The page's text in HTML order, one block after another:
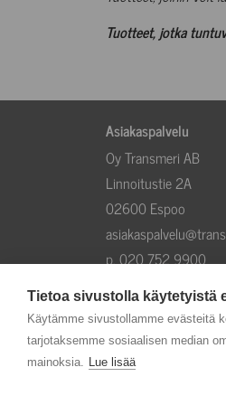
Tietoa sivustolla käytetyistä
Käytämme sivustollamme evästeitä
tarjotaksemme sosiaalisen median
mainoksia. Lue lisää
Tuotteet, jotka
Asiakaspalvelu
Oy Transmeri AB
Linnoitustie 2A
02600 Espoo
p. 020 752 9900
Evästeasetukset